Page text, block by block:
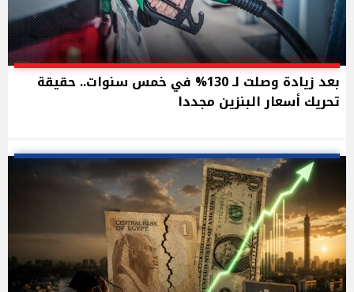
بعد زيادة وصلت لـ 130% في خمس سنوات.. حقيقة
تحريك أسعار البنزين مجددا